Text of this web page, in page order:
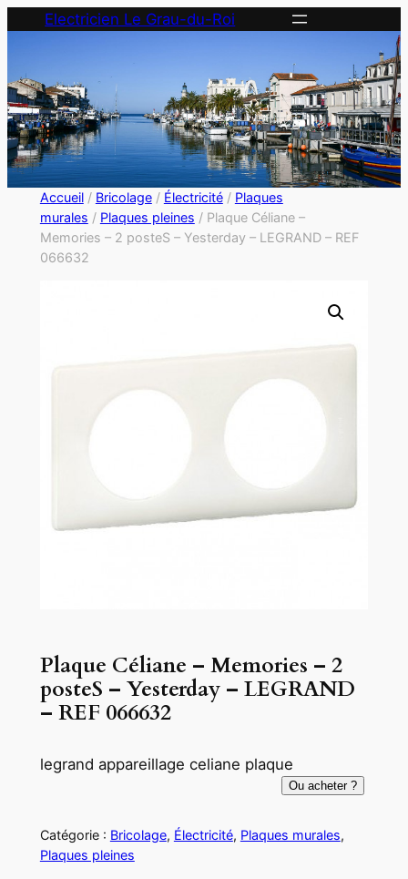
Electricien Le Grau-du-Roi
Accueil/ Bricolage/ Électricité/ Plaques
murales / Plaques pleines / Plaque Céliane –
Memories – 2 posteS – Yesterday – LEGRAND – REF
066632
Plaque Céliane – Memories – 2
posteS – Yesterday – LEGRAND
– REF 066632
legrand appareillage celiane plaque
Ou acheter ?
Catégorie : Bricolage, Électricité, Plaques murales
Plaques pleines